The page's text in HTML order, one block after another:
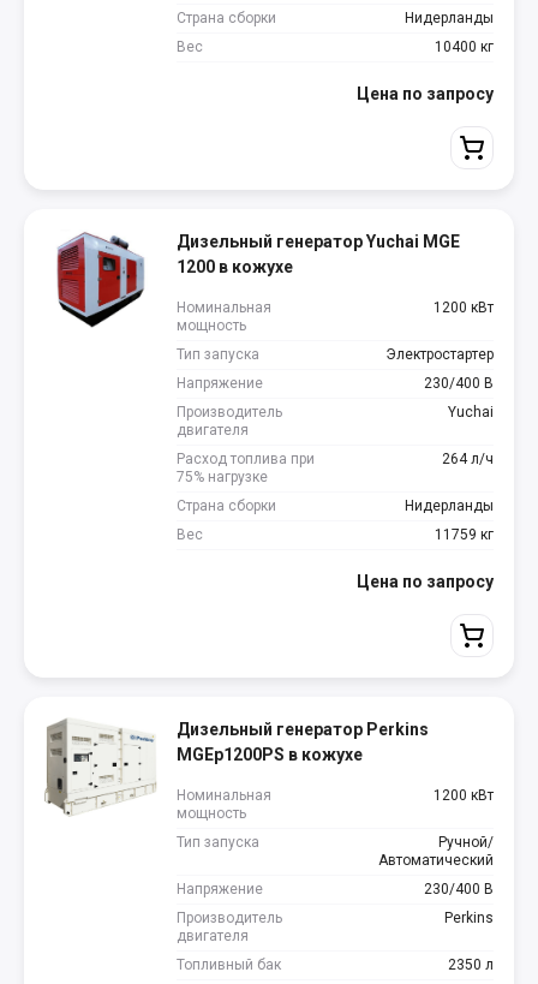
Страна сборки
Нидерланды
Вес
10400 кг
Цена по запросу
Дизельный генератор Yuchai MGE
1200 в кожухе
Номинальная
мощность
1200 кВт
Тип запуска
Электростартер
Напряжение
230/400 В
Производитель
двигателя
Yuchai
Расход топлива при
75% нагрузке
264 л/ч
Страна сборки
Нидерланды
Вес
11759 кг
Цена по запросу
Дизельный генератор Perkins
MGEp1200PS в кожухе
Номинальная
мощность
1200 кВт
Тип запуска
Ручной/
Автоматический
Напряжение
230/400 В
Производитель
двигателя
Perkins
Топливный бак
2350 л